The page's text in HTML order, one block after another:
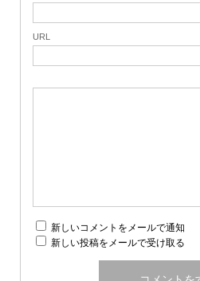
URL
新しいコメントをメールで通知
新しい投稿をメールで受け取る